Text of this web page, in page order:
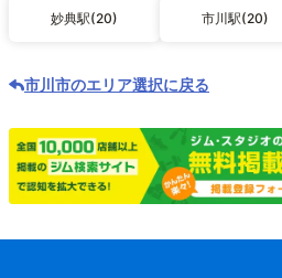
妙典駅(20) 市川駅(20)
市川市のエリア選択に戻る